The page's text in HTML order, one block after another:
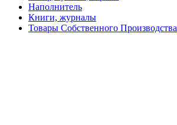
Наполнитель
Книги, журналы
Товары Собственного Производства